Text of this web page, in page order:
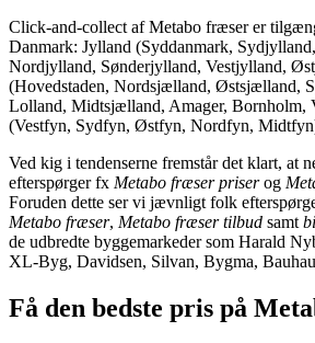
Click-and-collect af Metabo fræser er
Danmark: Jylland (Syddanmark,
Nordjylland, Sønderjylland, Vestjylland,
(Hovedstaden, Nordsjælland, Østsjælland,
Lolland, Midtsjælland, Amager, Bornholm,
(Vestfyn, Sydfyn, Østfyn, Nordfyn,
Ved kig i tendenserne fremstår det klart, at
efterspørger fx Metabo fræser priserog
Foruden dette ser vi jævnligt folk
Metabo fræser, Metabo fræser tilbud samt
de udbredte byggemarkeder som Harald
XL-Byg, Davidsen, Silvan, Bygma,
Få den bedste pris på